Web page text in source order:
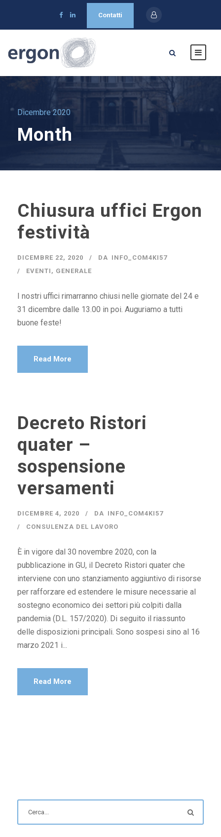
Contatti
Dicembre 2020
Month
Chiusura uffici Ergon
festività
DICEMBRE 22, 2020 DA INFO_COM4KI57
EVENTI , GENERALE
I nostri uffici rimarranno chiusi nelle giornate del 24 e
31 dicembre dalle 13.00 in poi. Auguriamo a tutti
buone feste!
Read More
Decreto Ristori
quater –
sospensione
versamenti
DICEMBRE 4, 2020 DA INFO_COM4KI57
CONSULENZA DEL LAVORO
È in vigore dal 30 novembre 2020, con la
pubblicazione in GU, il Decreto Ristori quater che
interviene con uno stanziamento aggiuntivo di risorse
per rafforzare ed estendere le misure necessarie al
sostegno economico dei settori più colpiti dalla
pandemia (D.L. 157/2020). Di seguito il riassunto
delle disposizioni principali. Sono sospesi sino al 16
marzo 2021 i...
Read More